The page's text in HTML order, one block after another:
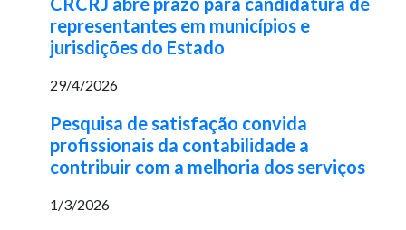
representantes em municípios e
jurisdições do Estado
29/4/2026
Pesquisa de satisfação convida
profissionais da contabilidade a
contribuir com a melhoria dos serviços
1/3/2026